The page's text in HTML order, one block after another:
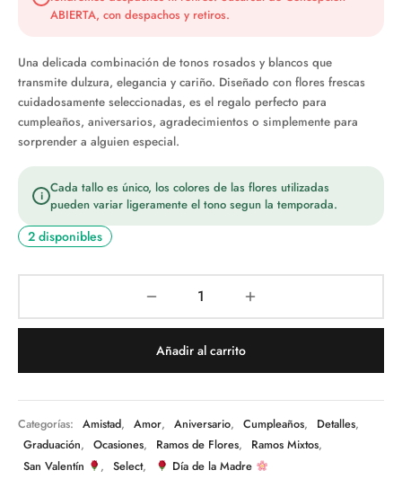
$48.990.$37.990.
ABIERTA, con despachos y retiros.
Una delicada combinación de tonos rosados y blancos que
transmite dulzura, elegancia y cariño. Diseñado con flores frescas
cuidadosamente seleccionadas, es el regalo perfecto para
cumpleaños, aniversarios, agradecimientos o simplemente para
sorprender a alguien especial.
i Cada tallo es único, los colores de las flores utilizadas
pueden variar ligeramente el tono segun la temporada.
2 disponibles
Añadir al carrito
Categorías: Amistad, Amor, Aniversario, Cumpleaños, Detalles,
Graduación, Ocasiones, Ramos de Flores, Ramos Mixtos,
San Valentín
, Select, Día de la Madre